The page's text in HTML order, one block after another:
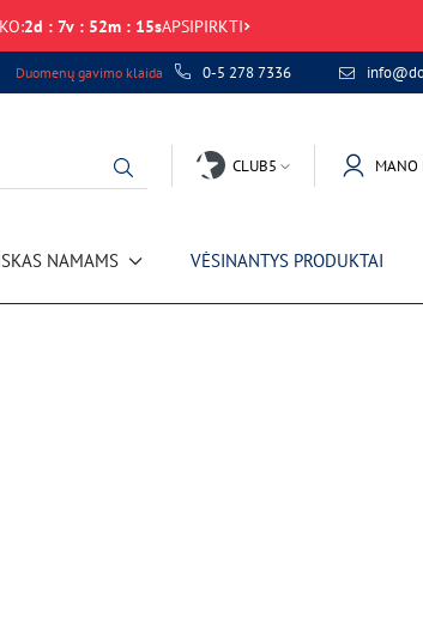
2d : 7v : 52m : 15sAPSIPIRKTI
Duomenų gavimo klaida 0-5 278 7336
CLUB5 MANO
NAMAMS VĖSINANTYS PRODUKTAI